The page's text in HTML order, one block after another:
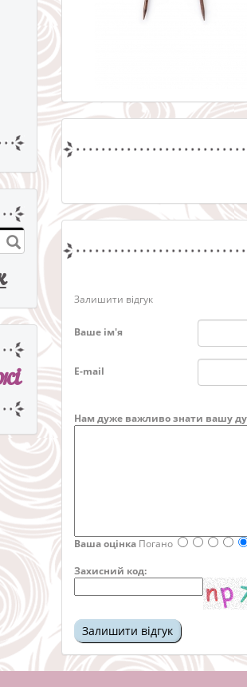
Залишити відгук
Ваше ім'я
E-mail
Нам дуже важливо знати вашу
Ваша оцінка Погано
Захисний код: